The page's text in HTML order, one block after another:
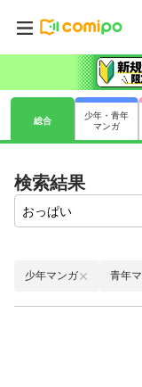
総合
少年・青年
マンガ
検索結果
少年マンガ 青年